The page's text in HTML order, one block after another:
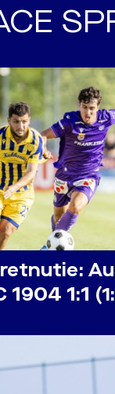
1904 1:1